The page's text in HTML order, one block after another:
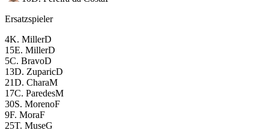
Ersatzspieler
4K. MillerD
15E. MillerD
5C. BravoD
13D. ZuparicD
21D. CharaM
17C. ParedesM
30S. MorenoF
9F. MoraF
25T. MuseG